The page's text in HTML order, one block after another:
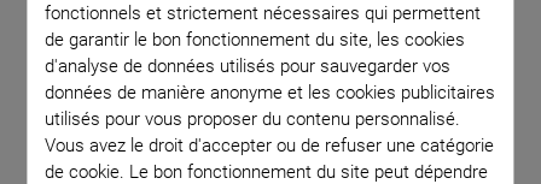
fonctionnels et strictement nécessaires qui permettent
de garantir le bon fonctionnement du site, les cookies
d'analyse de données utilisés pour sauvegarder vos
données de manière anonyme et les cookies publicitaires
utilisés pour vous proposer du contenu personnalisé.
Vous avez le droit d'accepter ou de refuser une catégorie
de cookie. Le bon fonctionnement du site peut dépendre
adapter and allow for flexible combinations of multi-axis
positioning systems.